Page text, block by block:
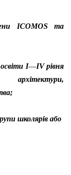
ICOMOS та
І—ІV рівня
архітектури,
школярів або